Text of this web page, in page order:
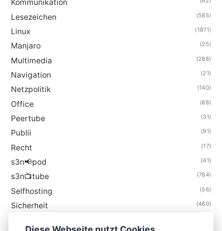
Kommunikation
Lesezeichen (585)
Linux (1871)
Manjaro (25)
Multimedia (288)
Navigation (21)
Netzpolitik (140)
Office (88)
Peertube (31)
Publii (91)
Recht (17)
s3n📢pod (41)
s3n📺tube (784)
Selfhosting (56)
Sicherheit (460)